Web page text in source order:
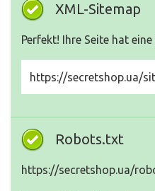
XML-Sitemap
Perfekt! Ihre Seite hat
https://secretshop.ua/
Robots.txt
https://secretshop.ua/